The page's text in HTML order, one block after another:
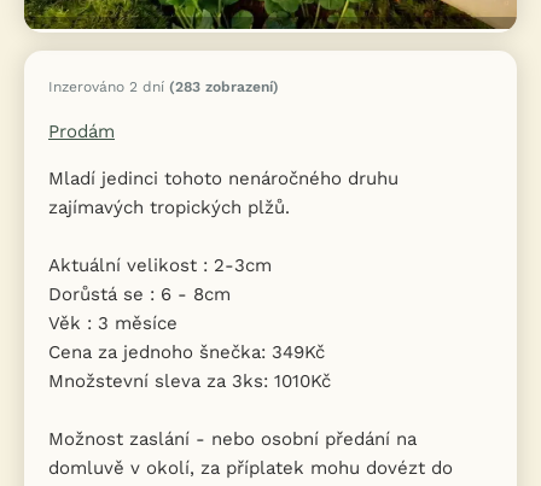
Inzerováno 2 dní (283 zobrazení)
Prodám
Mladí jedinci tohoto nenáročného druhu
zajímavých tropických plžů.
Aktuální velikost : 2-3cm
Dorůstá se : 6 - 8cm
Věk : 3 měsíce
Cena za jednoho šnečka: 349Kč
Množstevní sleva za 3ks: 1010Kč
Možnost zaslání - nebo osobní předání na
domluvě v okolí, za příplatek mohu dovézt do